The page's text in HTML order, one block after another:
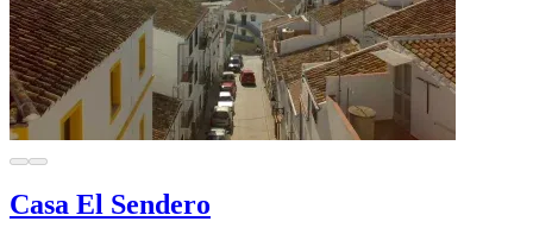
Casa El Sendero